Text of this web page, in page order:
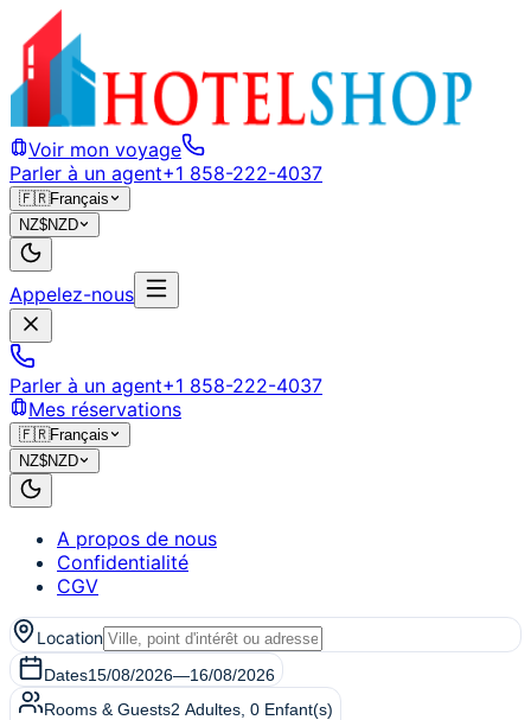
Voir mon voyage
Parler à un agent+1 858-222-4037
🇫🇷Français
NZ$NZD
Appelez-nous
Parler à un agent+1 858-222-4037
Mes réservations
🇫🇷Français
NZ$NZD
A propos de nous
Confidentialité
CGV
Location
Dates15/08/2026—16/08/2026
Rooms & Guests2 Adultes 0 Enfant(s)